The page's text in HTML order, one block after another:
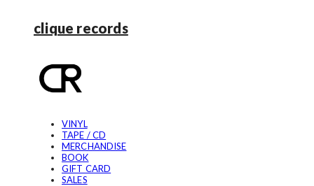
clique records
VINYL
TAPE / CD
MERCHANDISE
BOOK
GIFT CARD
SALES